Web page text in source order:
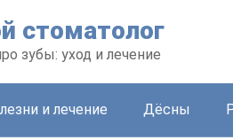
стоматолог
зубы: уход и лечение
и лечение Дёсны